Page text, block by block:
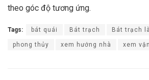
theo góc độ tương ứng.
Tags: bát quái Bát trạch Bát trạch
phong thủy xem hướng nhà xem vận